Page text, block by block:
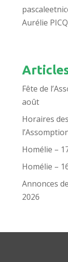
Aurélie
Fête de
août
Horaires
Homélie –
Homélie –
Annonces
2026